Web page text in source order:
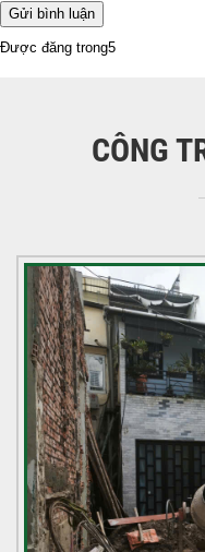
Điều
Được đăng trong5
CÔNG